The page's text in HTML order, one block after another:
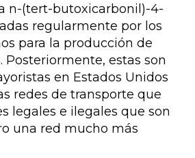
n-(tert-butoxicarbonil)-4-
regularmente por los
para la producción de
Posteriormente, estas son
en Estados Unidos
redes de transporte que
legales e ilegales que son
una red mucho más